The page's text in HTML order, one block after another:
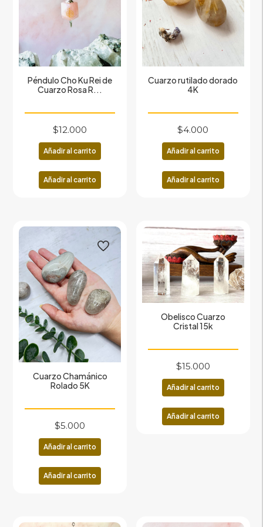
Péndulo Cho Ku Rei de
Cuarzo Rosa R...
$12.000
Añadir al carrito
Añadir al carrito
Cuarzo rutilado dorado
4K
$4.000
Añadir al carrito
Añadir al carrito
Cuarzo Chamánico
Rolado 5K
$5.000
Añadir al carrito
Añadir al carrito
Obelisco Cuarzo
Cristal 15k
$15.000
Añadir al carrito
Añadir al carrito